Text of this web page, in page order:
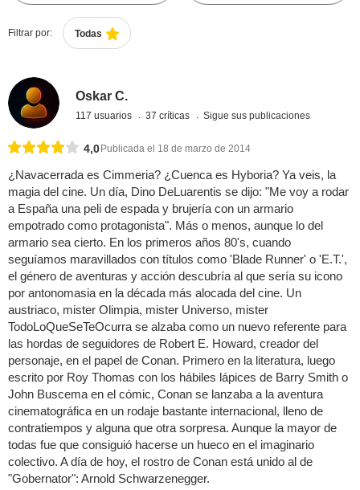
Filtrar por: Todas
Oskar C.
117 usuarios 37 críticas Sigue sus publicaciones
4,0 Publicada el 18 de marzo de 2014
¿Navacerrada es Cimmeria? ¿Cuenca es Hyboria? Ya veis, la
magia del cine. Un día, Dino DeLuarentis se dijo: "Me voy a rodar
a España una peli de espada y brujería con un armario
empotrado como protagonista". Más o menos, aunque lo del
armario sea cierto. En los primeros años 80's, cuando
seguíamos maravillados con títulos como 'Blade Runner' o 'E.T.',
el género de aventuras y acción descubría al que sería su icono
por antonomasia en la década más alocada del cine. Un
austriaco, mister Olimpia, mister Universo, mister
TodoLoQueSeTeOcurra se alzaba como un nuevo referente para
las hordas de seguidores de Robert E. Howard, creador del
personaje, en el papel de Conan. Primero en la literatura, luego
escrito por Roy Thomas con los hábiles lápices de Barry Smith o
John Buscema en el cómic, Conan se lanzaba a la aventura
cinematográfica en un rodaje bastante internacional, lleno de
contratiempos y alguna que otra sorpresa. Aunque la mayor de
todas fue que consiguió hacerse un hueco en el imaginario
colectivo. A día de hoy, el rostro de Conan está unido al de
"Gobernator": Arnold Schwarzenegger.